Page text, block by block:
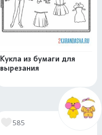
Кукла из бумаги для
вырезания
585